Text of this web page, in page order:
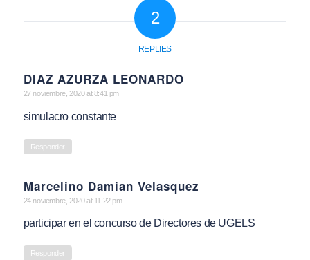
2
REPLIES
DIAZ AZURZA LEONARDO
says:
27 noviembre, 2020 at 8:41 pm
simulacro constante
Responder
Marcelino Damian Velasquez
says:
24 noviembre, 2020 at 11:22 pm
participar en el concurso de Directores de UGELS
Responder